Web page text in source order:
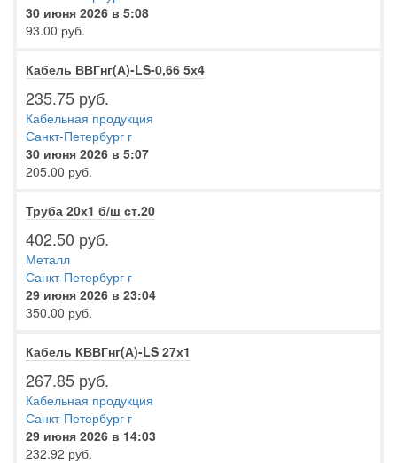
30 июня 2026 в 5:08
93.00 руб.
Кабель ВВГнг(А)-LS-0,66 5х4
235.75 руб.
Кабельная продукция
Санкт-Петербург г
30 июня 2026 в 5:07
205.00 руб.
Труба 20х1 б/ш ст.20
402.50 руб.
Металл
Санкт-Петербург г
29 июня 2026 в 23:04
350.00 руб.
Кабель КВВГнг(А)-LS 27х1
267.85 руб.
Кабельная продукция
Санкт-Петербург г
29 июня 2026 в 14:03
232.92 руб.